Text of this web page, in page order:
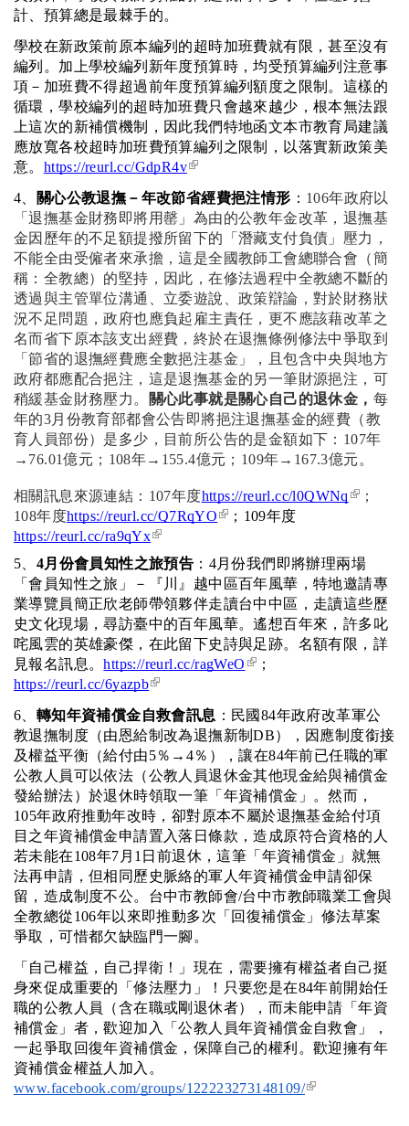
計、預算總是最棘手的。
學校在新政策前原本編列的超時加班費就有限，甚至沒有
編列。加上學校編列新年度預算時，均受預算編列注意事
項－加班費不得超過前年度預算編列額度之限制。這樣的
循環，學校編列的超時加班費只會越來越少，根本無法跟
上這次的新補償機制，因此我們特地函文本市教育局建議
應放寬各校超時加班費預算編列之限制，以落實新政策美
意。 https://reurl.cc/GdpR4v(link is external)
4、 關心公教退撫－年改節省經費挹注情形 ： 106年政府以
「退撫基金財務即將用罄」為由的公教年金改革，退撫基
金因歷年的不足額提撥所留下的「潛藏支付負債」壓力，
不能全由受僱者來承擔，這是全國教師工會總聯合會（簡
稱：全教總）的堅持，因此，在修法過程中全教總不斷的
透過與主管單位溝通、立委遊說、政策辯論，對於財務狀
況不足問題，政府也應負起雇主責任，更不應該藉改革之
名而省下原本該支出經費，終於在退撫條例修法中爭取到
「節省的退撫經費應全數挹注基金」，且包含中央與地方
政府都應配合挹注，這是退撫基金的另一筆財源挹注，可
稍緩基金財務壓力。
關心此事就是關心自己的退休金， 每
年的3月份教育部都會公告即將挹注退撫基金的經費（教
育人員部份）是多少，目前所公告的是金額如下：107年
→76.01億元；108年→155.4億元；109年→167.3億元。
相關訊息來源連結：107年度https://reurl.cc/l0QWNq (link is
；
108年度https://reurl.cc/Q7RqYO(link is external)
；109年度
https://reurl.cc/ra9qYx(link is external)
5、 4月份會員知性之旅預告 ：4月份我們即將辦理兩場
「會員知性之旅」－『川』越中區百年風華，特地邀請專
業導覽員簡正欣老師帶領夥伴走讀台中中區，走讀這些歷
史文化現場，尋訪臺中的百年風華。遙想百年來，許多叱
咤風雲的英雄豪傑，在此留下史詩與足跡。名額有限，詳
見報名訊息。https://reurl.cc/ragWeO (link is external)
；
https://reurl.cc/6yazpb(link is external)
6、 轉知年資補償金自救會訊息 ：民國84年政府改革軍公
教退撫制度（由恩給制改為退撫新制DB），因應制度銜接
及權益平衡（給付由5％→4％），讓在84年前已任職的軍
公教人員可以依法（公教人員退休金其他現金給與補償金
發給辦法）於退休時領取一筆「年資補償金」。然而，
105年政府推動年改時，卻對原本不屬於退撫基金給付項
目之年資補償金申請置入落日條款，造成原符合資格的人
若未能在108年7月1日前退休，這筆「年資補償金」就無
法再申請，但相同歷史脈絡的軍人年資補償金申請卻保
留，造成制度不公。台中市教師會/台中市教師職業工會與
全教總從106年以來即推動多次「回復補償金」修法草案
爭取，可惜都欠缺臨門一腳。
「自己權益，自己捍衛！」現在，需要擁有權益者自己挺
身來促成重要的「修法壓力」！只要您是在84年前開始任
職的公教人員（含在職或剛退休者），而未能申請「年資
補償金」者，歡迎加入「公教人員年資補償金自救會」，
一起爭取回復年資補償金，保障自己的權利。歡迎擁有年
資補償金權益人加入。
www.facebook.com/groups/122223273148109/(link is